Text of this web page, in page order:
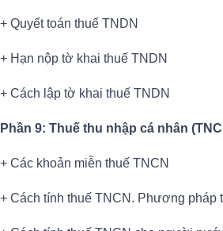
+ Quyết toán thuế TNDN
+ Hạn nộp tờ khai thuế TNDN
+ Cách lập tờ khai thuế TNDN
Phần 9: Thuế thu nhập cá nhân
+ Các khoản miễn thuế TNCN
+ Cách tính thuế TNCN. Phương pháp